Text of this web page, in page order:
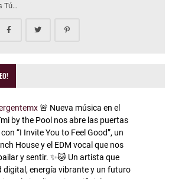
Tú…
🚨 Nueva música en el
by the Pool nos abre las puertas
“I Invite You to Feel Good”, un
House y el EDM vocal que nos
y sentir. ✨🐱 Un artista que
digital, energía vibrante y un futuro